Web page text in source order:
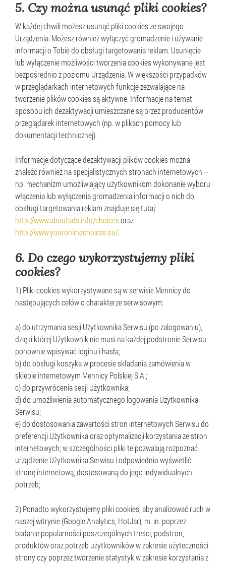
5. Czy można usunąć pliki cookies?
W każdej chwili możesz usunąć pliki cookies ze swojego
Urządzenia. Możesz również wyłączyć gromadzenie i używanie
informacji o Tobie do obsługi targetowania reklam. Usunięcie
lub wyłączenie możliwości tworzenia cookies wykonywane jest
bezpośrednio z poziomu Urządzenia. W większości przypadków
w przeglądarkach internetowych funkcje zezwalające na
tworzenie plików cookies są aktywne. Informacje na temat
sposobu ich dezaktywacji umieszczane są przez producentów
przeglądarek internetowych (np. w plikach pomocy lub
dokumentacji technicznej).
Informacje dotyczące dezaktywacji plików cookies można
znaleźć również na specjalistycznych stronach internetowych –
np. mechanizm umożliwiający użytkownikom dokonanie wyboru
włączenia lub wyłączenia gromadzenia informacji o nich do
obsługi targetowania reklam znajduje się tutaj:
http://www.aboutads.info/choicesoraz
http://www.youronlinechoices.eu/.
6. Do czego wykorzystujemy pliki
cookies?
1) Pliki cookies wykorzystywane są w serwisie Mennicy do
następujących celów o charakterze serwisowym:
a) do utrzymania sesji Użytkownika Serwisu (po zalogowaniu),
dzięki której Użytkownik nie musi na każdej podstronie Serwisu
ponownie wpisywać loginu i hasła;
b) do obsługi koszyka w procesie składania zamówienia w
sklepie internetowym Mennicy Polskiej S.A.;
c) do przywrócenia sesji Użytkownika;
d) do umożliwienia automatycznego logowania Użytkownika
Serwisu;
e) do dostosowania zawartości stron internetowych Serwisu do
preferencji Użytkownika oraz optymalizacji korzystania ze stron
internetowych; w szczególności pliki te pozwalają rozpoznać
urządzenie Użytkownika Serwisu i odpowiednio wyświetlić
stronę internetową, dostosowaną do jego indywidualnych
potrzeb;
2) Ponadto wykorzystujemy pliki cookies, aby analizować ruch w
naszej witrynie (Google Analytics, HotJar), m. in. poprzez
badanie popularności poszczególnych treści, podstron,
produktów oraz potrzeb użytkowników w zakresie użyteczności
strony czy poprzez tworzenie statystyk w zakresie korzystania z